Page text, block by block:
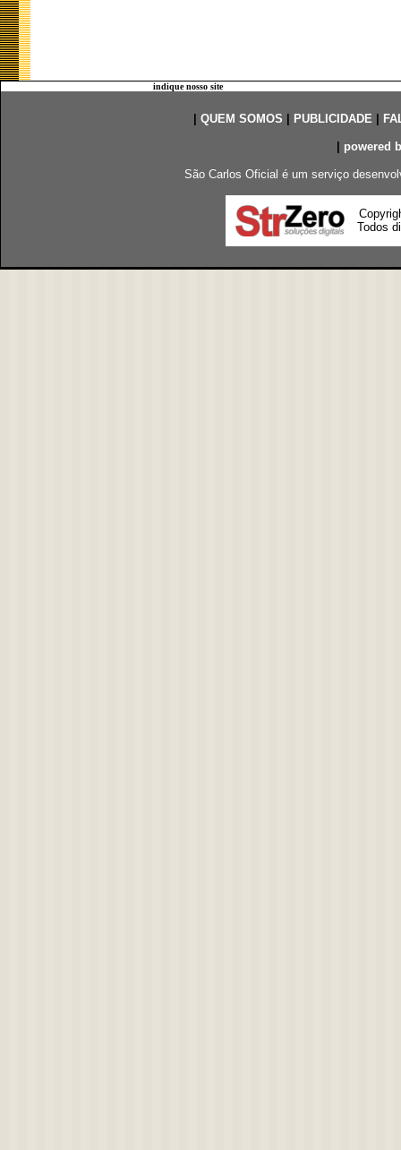
indique nosso site
QUEM SOMOS PUBLICIDADE|
powered
São Carlos Oficial é um serviço
Todos